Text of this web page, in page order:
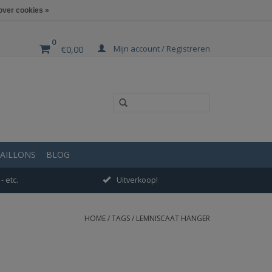
0
€0,00 Mijn account / Registreren
BLOG
etc. Uitverkoop!
HOME/TAGS/ LEMNISCAAT HANGER
cookies »